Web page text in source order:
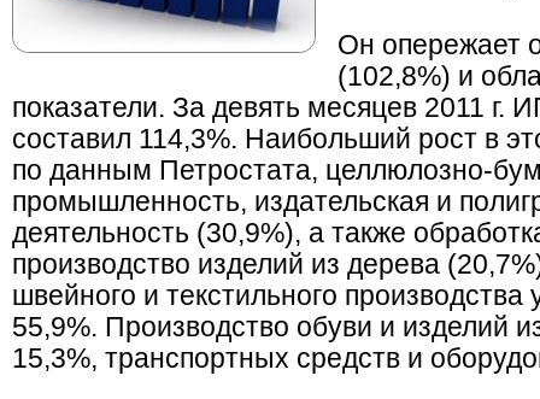
Он опережает
(102,8%) и
показатели. За девять месяцев 2011 г.
составил 114,3%. Наибольший рост в
по данным Петростата, целлюлозно-
промышленность, издательская и
деятельность (30,9%), а также
производство изделий из дерева
швейного и текстильного
55,9%. Производство обуви и изделий
15,3%, транспортных средств и